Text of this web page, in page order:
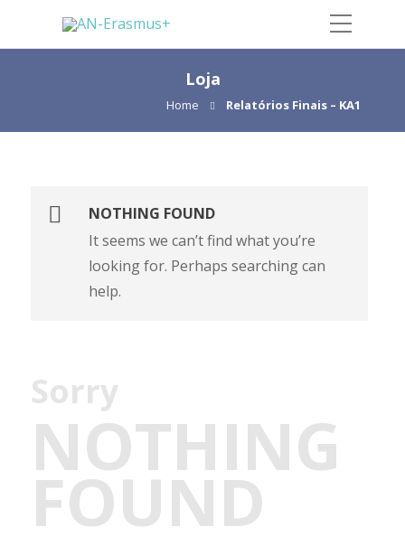
Loja
Home Relatórios Finais – KA1
NOTHING FOUND
It seems we can’t find what you’re
looking for. Perhaps searching can
help.
Sorry
NOTHING
FOUND